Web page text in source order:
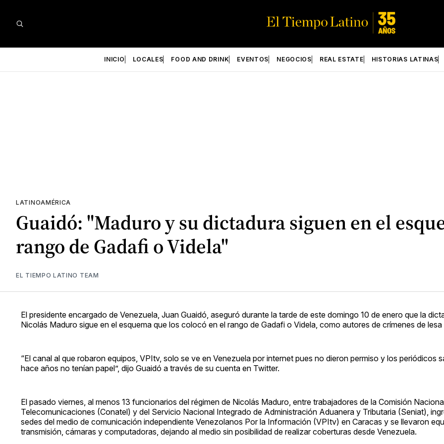
INICIO LOCALES FOOD AND DRINK EVENTOS NEGOCIOS REAL ESTATE HISTORIAS LATINAS
LATINOAMÉRICA
Guaidó: "Maduro y su dictadura siguen en el
rango de Gadafi o Videla"
EL TIEMPO LATINO TEAM
El presidente encargado de Venezuela, Juan Guaidó, aseguró durante la tarde de este domingo 10 de enero que la
Nicolás Maduro sigue en el esquema que los colocó en el rango de Gadafi o Videla, como autores de crímenes de lesa
“El canal al que robaron equipos, VPItv, solo se ve en Venezuela por internet pues no dieron permiso y los periódicos
hace años no tenían papel”, dijo Guaidó a través de su cuenta en Twitter.
El pasado viernes, al menos 13 funcionarios del régimen de Nicolás Maduro, entre trabajadores de la Comisión
Telecomunicaciones (Conatel) y del Servicio Nacional Integrado de Administración Aduanera y Tributaria (Seniat),
sedes del medio de comunicación independiente Venezolanos Por la Información (VPItv) en Caracas y se llevaron
transmisión, cámaras y computadoras, dejando al medio sin posibilidad de realizar coberturas desde Venezuela.